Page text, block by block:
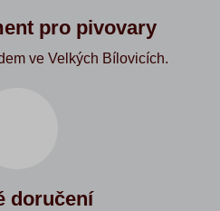
pro pivovary
ve Velkých Bílovicích.
doručení